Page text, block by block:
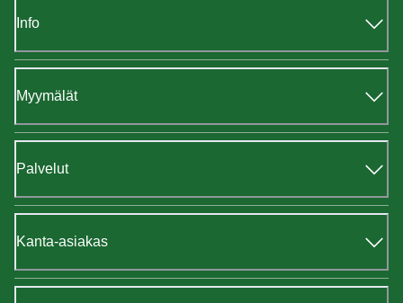
Info
Myymälät
Palvelut
Kanta-asiakas